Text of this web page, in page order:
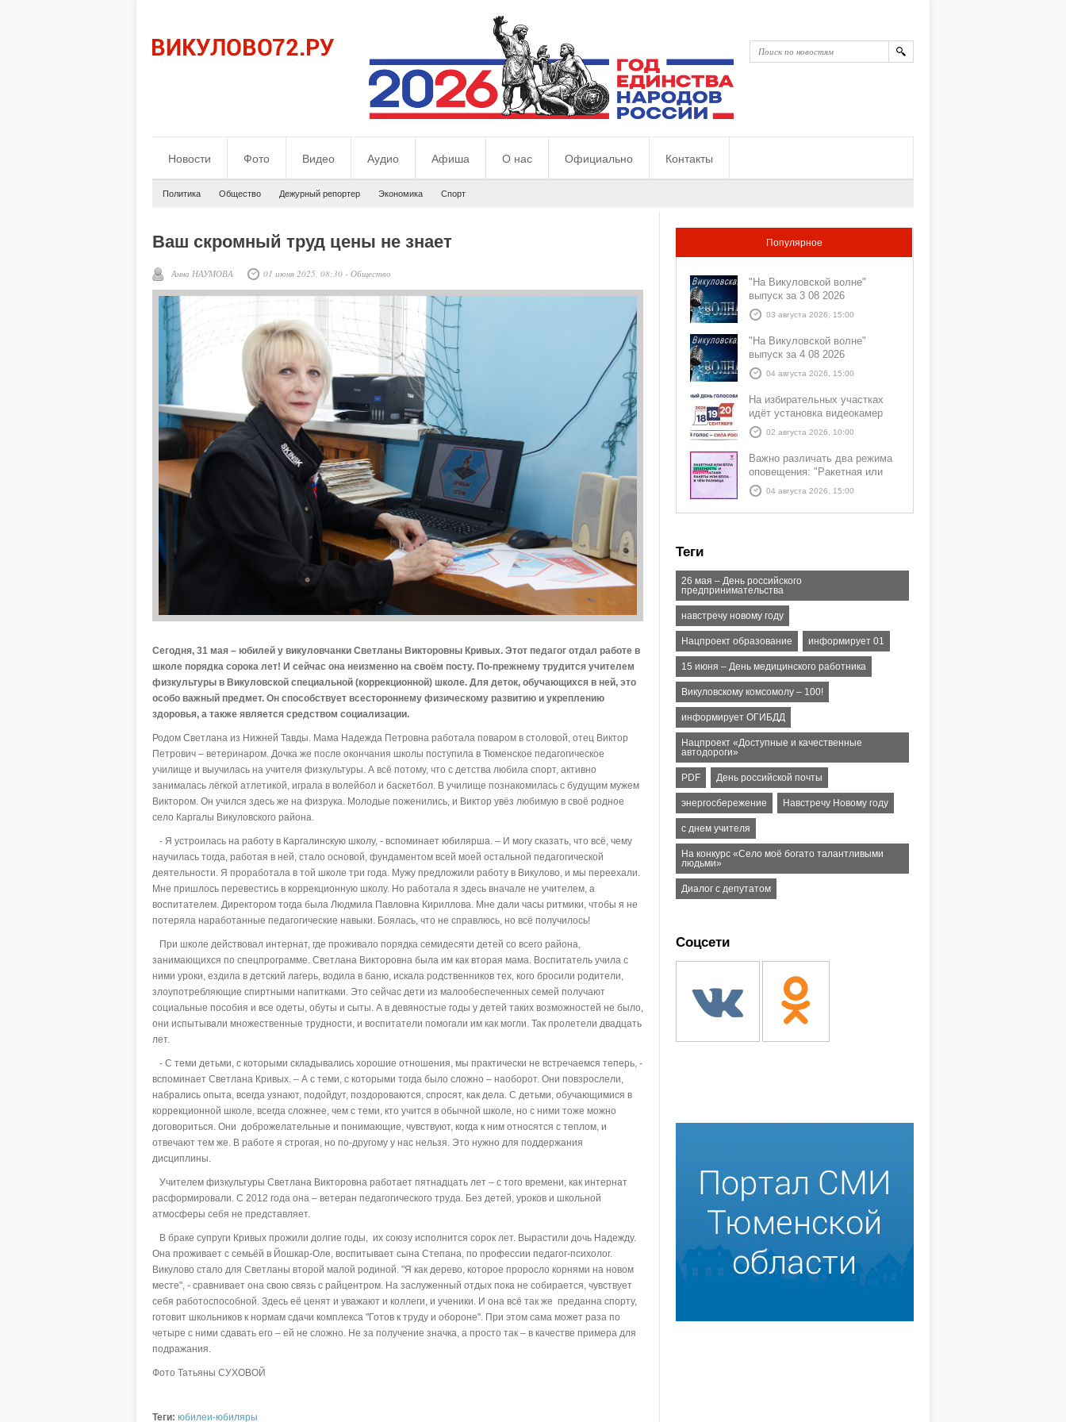
Новости Фото Видео Аудио Афиша О нас Официально Контакты
Политика Общество Дежурный репортер Экономика Спорт
Ваш скромный труд цены не знает
Анна НАУМОВА 01 июня 2025, 08:30 - Общество
Сегодня, 31 мая – юбилей у викуловчанки Светланы Викторовны Кривых. Этот педагог отдал работе в
школе порядка сорока лет! И сейчас она неизменно на своём посту. По-прежнему трудится учителем
физкультуры в Викуловской специальной (коррекционной) школе. Для деток, обучающихся в ней, это
особо важный предмет. Он способствует всестороннему физическому развитию и укреплению
здоровья, а также является средством социализации.
Родом Светлана из Нижней Тавды. Мама Надежда Петровна работала поваром в столовой, отец Виктор
Петрович – ветеринаром. Дочка же после окончания школы поступила в Тюменское педагогическое
училище и выучилась на учителя физкультуры. А всё потому, что с детства любила спорт, активно
занималась лёгкой атлетикой, играла в волейбол и баскетбол. В училище познакомилась с будущим мужем
Виктором. Он учился здесь же на физрука. Молодые поженились, и Виктор увёз любимую в своё родное
село Каргалы Викуловского района.
- Я устроилась на работу в Каргалинскую школу, - вспоминает юбилярша. – И могу сказать, что всё, чему
научилась тогда, работая в ней, стало основой, фундаментом всей моей остальной педагогической
деятельности. Я проработала в той школе три года. Мужу предложили работу в Викулово, и мы переехали.
Мне пришлось перевестись в коррекционную школу. Но работала я здесь вначале не учителем, а
воспитателем. Директором тогда была Людмила Павловна Кириллова. Мне дали часы ритмики, чтобы я не
потеряла наработанные педагогические навыки. Боялась, что не справлюсь, но всё получилось!
При школе действовал интернат, где проживало порядка семидесяти детей со всего района,
занимающихся по спецпрограмме. Светлана Викторовна была им как вторая мама. Воспитатель учила с
ними уроки, ездила в детский лагерь, водила в баню, искала родственников тех, кого бросили родители,
злоупотребляющие спиртными напитками. Это сейчас дети из малообеспеченных семей получают
социальные пособия и все одеты, обуты и сыты. А в девяностые годы у детей таких возможностей не было,
они испытывали множественные трудности, и воспитатели помогали им как могли. Так пролетели двадцать
лет.
- С теми детьми, с которыми складывались хорошие отношения, мы практически не встречаемся теперь, -
вспоминает Светлана Кривых. – А с теми, с которыми тогда было сложно – наоборот. Они повзрослели,
набрались опыта, всегда узнают, подойдут, поздороваются, спросят, как дела. С детьми, обучающимися в
коррекционной школе, всегда сложнее, чем с теми, кто учится в обычной школе, но с ними тоже можно
договориться. Они доброжелательные и понимающие, чувствуют, когда к ним относятся с теплом, и
отвечают тем же. В работе я строгая, но по-другому у нас нельзя. Это нужно для поддержания
дисциплины.
Учителем физкультуры Светлана Викторовна работает пятнадцать лет – с того времени, как интернат
расформировали. С 2012 года она – ветеран педагогического труда. Без детей, уроков и школьной
атмосферы себя не представляет.
В браке супруги Кривых прожили долгие годы, их союзу исполнится сорок лет. Вырастили дочь Надежду.
Она проживает с семьёй в Йошкар-Оле, воспитывает сына Степана, по профессии педагог-психолог.
Викулово стало для Светланы второй малой родиной. "Я как дерево, которое проросло корнями на новом
месте", - сравнивает она свою связь с райцентром. На заслуженный отдых пока не собирается, чувствует
себя работоспособной. Здесь её ценят и уважают и коллеги, и ученики. И она всё так же преданна спорту,
готовит школьников к нормам сдачи комплекса "Готов к труду и обороне". При этом сама может раза по
четыре с ними сдавать его – ей не сложно. Не за получение значка, а просто так – в качестве примера для
подражания.
Фото Татьяны СУХОВОЙ
Теги: юбилеи-юбиляры
Популярное
"На Викуловской волне"
выпуск за 3 08 2026
03 августа 2026, 15:00
"На Викуловской волне"
выпуск за 4 08 2026
04 августа 2026, 15:00
На избирательных участках
идёт установка видеокамер
02 августа 2026, 10:00
Важно различать два режима
оповещения: "Ракетная или
БПЛА опасность" и "Угроза
атаки ракеты или БПЛА"
04 августа 2026, 15:00
Теги
26 мая – День российского
предпринимательства
навстречу новому году
Нацпроект образование информирует 01
15 июня – День медицинского работника
Викуловскому комсомолу – 100!
информирует ОГИБДД
Нацпроект «Доступные и качественные
автодороги»
PDF День российской почты
энергосбережение Навстречу Новому году
с днем учителя
На конкурс «Село моё богато талантливыми
людьми»
Диалог с депутатом
Соцсети